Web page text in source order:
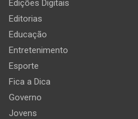
Edições Digitais
Editorias
Educação
Entretenimento
Esporte
Fica a Dica
Governo
Jovens